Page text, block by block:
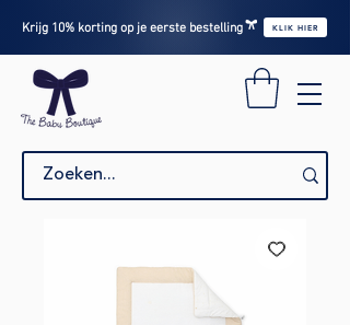
Krijg 10% korting op je eerste bestelling KLIK HIER